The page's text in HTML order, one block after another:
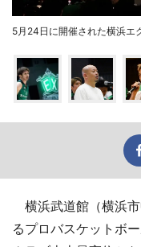
5月24日に開催された横浜エ
横浜武道館（横浜
るプロバスケットボ